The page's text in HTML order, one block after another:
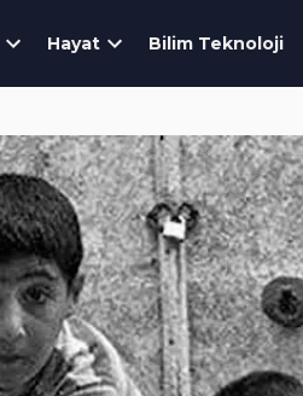
Hayat Bilim Teknoloji